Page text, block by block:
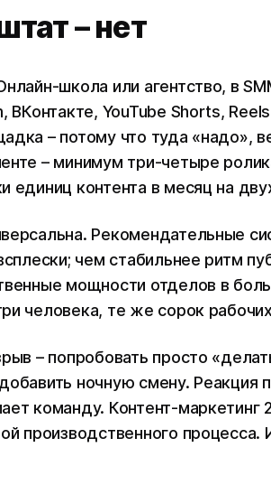
– нет
школа или агентство, в
ВКонтакте, YouTube Shorts,
– потому что туда «надо»,
– минимум три-четыре
единиц контента в месяц на
Рекомендательные
чем стабильнее ритм
мощности отделов в
человека, те же сорок
– попробовать просто
ночную смену. Реакция
команду. Контент-
производственного